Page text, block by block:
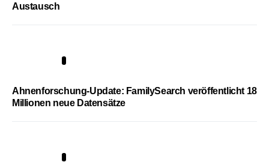
Austausch
Ahnenforschung-Update: FamilySearch veröffentlicht 18
Millionen neue Datensätze